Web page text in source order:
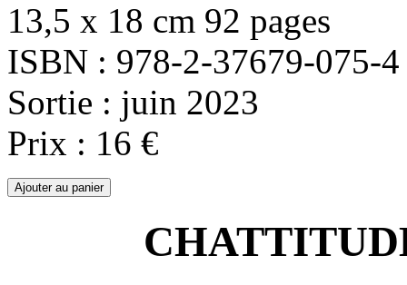
13,5 x 18 cm 92 pages
ISBN : 978-2-37679-075-4
Sortie : juin 2023
Prix : 16 €